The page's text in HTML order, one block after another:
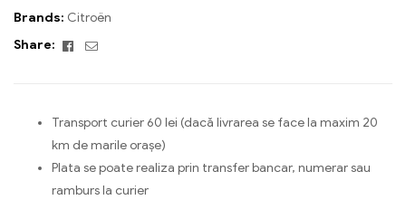
Brands: Citroën
Share:
Facebook
Email
Transport curier 60 lei (dacă livrarea se face la maxim 20
km de marile orașe)
Plata se poate realiza prin transfer bancar, numerar sau
ramburs la curier